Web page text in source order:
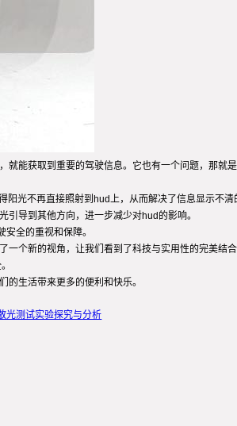
能获取到重要的驾驶信息。它也有一个问题，那就
光不再直接照射到hud上，从而解决了信息显示不清
导到其他方向，进一步减少对hud的影响。
全的重视和保障。
个新的视角，让我们看到了科技与实用性的完美结合
生活带来更多的便利和快乐。
光测试实验探究与分析